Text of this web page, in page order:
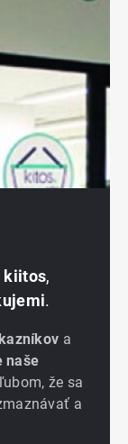
kiitos,
.
a
naše
že sa
a